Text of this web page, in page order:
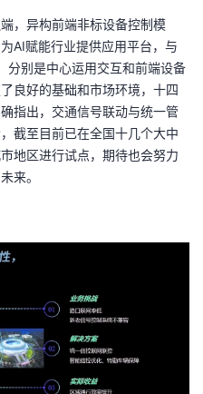
，异构前端非标设备控制模
AI赋能行业提供应用平台，与
分别是中心运用交互和前端设备
良好的基础和市场环境，十四
指出，交通信号联动与统一管
截至目前已在全国十几个大中
地区进行试点，期待也会努力
来。